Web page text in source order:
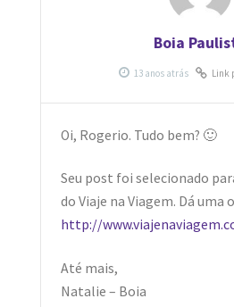
Boia
Link
Oi, Rogerio. Tudo bem? 🙂
Seu post foi selecionado
do Viaje na Viagem. Dá uma
http://
Até mais,
Natalie – Boia